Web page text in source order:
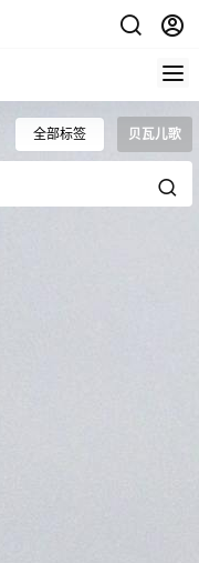
全部标签 贝瓦儿歌